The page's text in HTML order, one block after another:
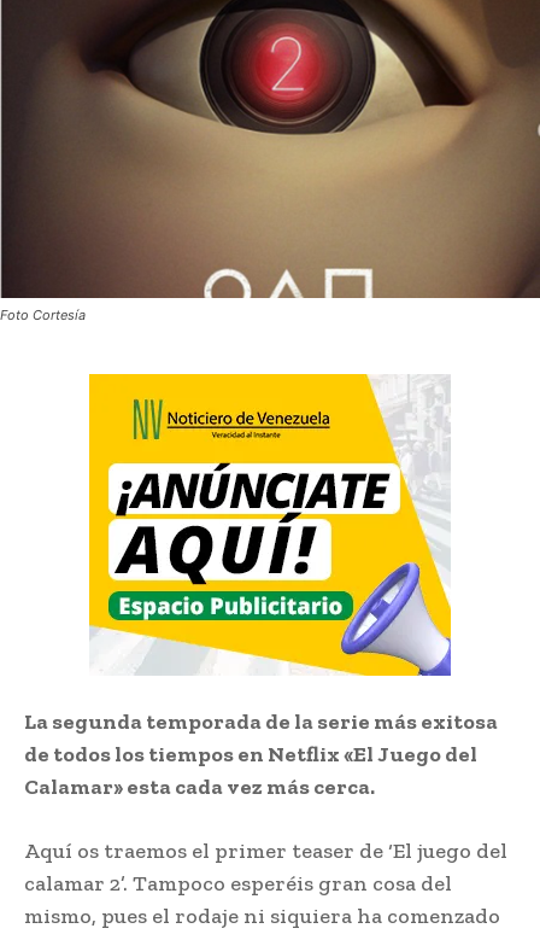
Foto Cortesía
La segunda temporada de la serie más exitosa
de todos los tiempos en Netflix «El Juego del
Calamar» esta cada vez más cerca.
Aquí os traemos el primer teaser de ‘El juego del
calamar 2’. Tampoco esperéis gran cosa del
mismo, pues el rodaje ni siquiera ha comenzado